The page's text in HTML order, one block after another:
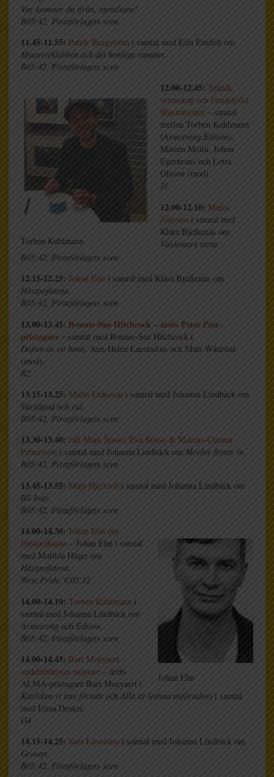
Var kommer du ifrån, egentligen?.
B05:42, Piratförlagets scen
11.45-11.55:Patrik Bergström i samtal med Elin Eirefelt om
Mysterieklubben och det hemliga rummet.
B05:42, Piratförlagets scen
Torben Kuhlmann
12.00-12.45: Teknik,
vetenskap och fantastiska
illustrationer – samtal
mellan Torben Kuhlmann
(Armstrong,Edison),
Mårten Melin, Johan
Egerkrans och Lotta
Olsson (mod).
J1
12.00-12.10: Maria
Jönsson i samtal med
Klara Bjelkenäs om
Valdemars tårta.
B05:42, Piratförlagets scen
12.15-12.25:Johan Ehn i samtal med Klara Bjelkenäs om
Hästpojkarna.
B05:42, Piratförlagets scen
13.00-13.45:Bonnie-Sue Hitchcock – årets Peter Pan-
pristagare – samtal med Bonnie-Sue Hitchcock (
Doften av ett hem), Ann-Helén Laestadius och Mats Wänblad
(mod).
R2
13.15-13.25:Malin Eriksson i samtal med Johanna Lindbäck om
Varsågod och rid.
B05:42, Piratförlagets scen
13.30-13.40:Jali Madi Susso, Eva Susso & Marcus-Gunnar
Pettersson i samtal med Johanna Lindbäck omMorfar flyttar in.
B05:42, Piratförlagets scen
13.45-13.55: Maja Hjertzell i samtal med Johanna Lindbäck om
Bli kvar.
B05:42, Piratförlagets scen
Johan Ehn
14.00-14.30:Johan Ehn om
Hästpojkarna – Johan Ehn i samtal
med Matilda Häger om
Hästpojkarna.
West Pride, C05:12
14.00-14.10:Torben Kuhlmann i
samtal med Johanna Lindbäck om
Armstrong och Edison
B05:42, Piratförlagets scen
14.00-14.45:Bart Moeyaert –
undertexternas mästare – årets
ALMA-pristagare Bart Moeyaert (
Kärleken vi inte förstår ochAlla är ledsna nuförtiden) i samtal
med Elina Druker.
G4
14.15-14.25:Sara Lövestam i samtal med Johanna Lindbäck om
Gruvan.
B05:42, Piratförlagets scen